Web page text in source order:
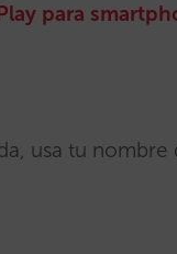
para
usa tu